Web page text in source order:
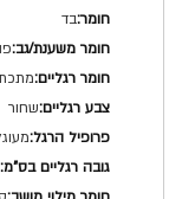
בד
שחור